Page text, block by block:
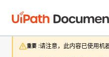
重要 :请注意，此内容已使用机